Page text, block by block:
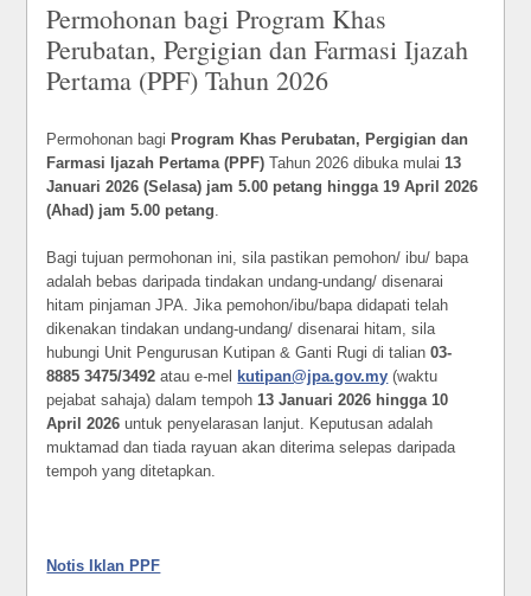
Permohonan bagi Program Khas
Perubatan, Pergigian dan Farmasi Ijazah
Pertama (PPF) Tahun 2026
Permohonan bagi Program Khas Perubatan, Pergigian dan
Farmasi Ijazah Pertama (PPF) Tahun 2026 dibuka mulai13
Januari 2026 (Selasa) jam 5.00 petang hingga 19 April 2026
(Ahad) jam 5.00 petang.
Bagi tujuan permohonan ini, sila pastikan pemohon/ ibu/ bapa
adalah bebas daripada tindakan undang-undang/ disenarai
hitam pinjaman JPA. Jika pemohon/ibu/bapa didapati telah
dikenakan tindakan undang-undang/ disenarai hitam, sila
hubungi Unit Pengurusan Kutipan & Ganti Rugi di talian03-
8885 3475/3492 atau e-mel kutipan@jpa.gov.my (waktu
pejabat sahaja) dalam tempoh13 Januari 2026 hingga 10
April 2026 untuk penyelarasan lanjut. Keputusan adalah
muktamad dan tiada rayuan akan diterima selepas daripada
tempoh yang ditetapkan.
Notis Iklan PPF